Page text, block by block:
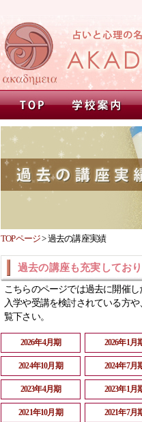
TOPページ>過去の講座実績
過去の講座も充実してお
こちらのページでは過去に開催
入学や受講を検討されている方
覧下さい。
2026年4月期 2026年1月
2024年10月期 2024年7月
2023年4月期 2023年1月
2021年10月期 2021年7月